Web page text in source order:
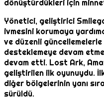
dönüştürdükleri için
Yönetici, geliştirici
ivmesini korumaya
ve düzenli
desteklemeye devam
devam etti. Lost Ark,
geliştirilen ilk oyunuydu.
diğer bölgelerinin yanı
sürüldü.